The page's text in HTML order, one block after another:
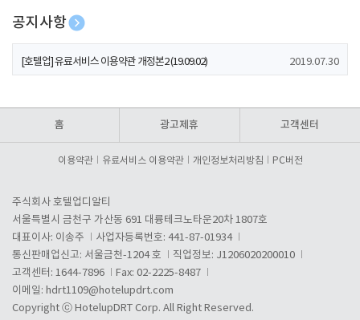
공지사항
[호텔업] 개인정보 처리방침 개정본1 (19.09.02)
[호텔업] 유료서비스 이용약관 개정본2 (19.09.02) 2019.07.30
홈 광고제휴 고객센터
이용약관 유료서비스 이용약관 개인정보처리방침 PC버전
주식회사 호텔업디알티
서울특별시 금천구 가산동 691 대륭테크노타운20차 1807호
대표이사: 이송주
사업자등록번호: 441-87-01934
통신판매업신고: 서울금천-1204 호
직업정보: J1206020200010
고객센터: 1644-7896
Fax: 02-2225-8487
이메일: hdrt1109@hotelupdrt.com
Copyright ⓒ HotelupDRT Corp. All Right Reserved.